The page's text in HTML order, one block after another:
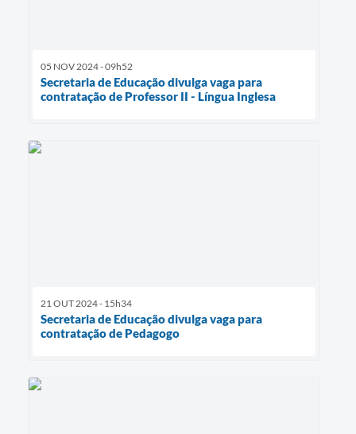
05 NOV 2024 - 09h52
Secretaria de Educação divulga vaga para
contratação de Professor II - Língua Inglesa
21 OUT 2024 - 15h34
Secretaria de Educação divulga vaga para
contratação de Pedagogo